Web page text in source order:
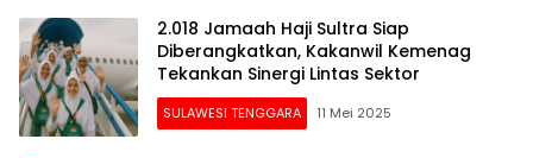
2.018 Jamaah Haji Sultra Siap
Diberangkatkan, Kakanwil Kemenag
Tekankan Sinergi Lintas Sektor
SULAWESI TENGGARA 11 Mei 2025